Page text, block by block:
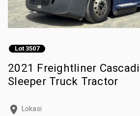
Lot 3507
2021 Freightliner
Sleeper Truck Tractor
Lokasi